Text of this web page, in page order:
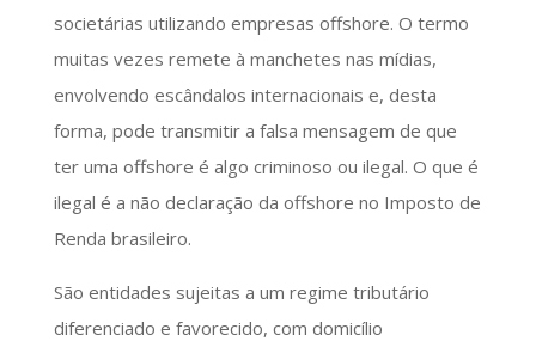
societárias utilizando empresas offshore. O termo
muitas vezes remete à manchetes nas mídias,
envolvendo escândalos internacionais e, desta
forma, pode transmitir a falsa mensagem de que
ter uma offshore é algo criminoso ou ilegal. O que é
ilegal é a não declaração da offshore no Imposto de
Renda brasileiro.
São entidades sujeitas a um regime tributário
diferenciado e favorecido, com domicílio